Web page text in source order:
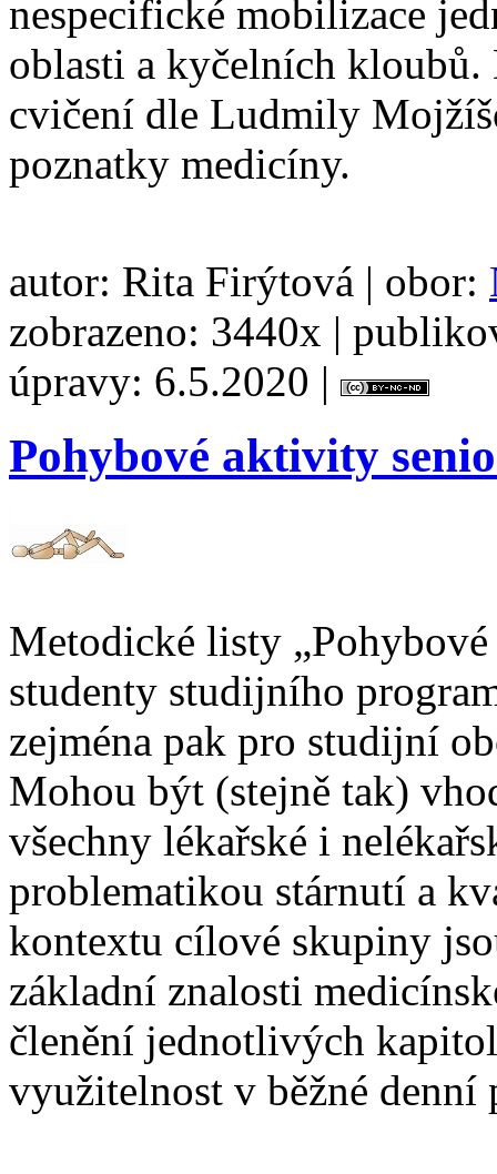
nespecifické mobilizace
oblasti a kyčelních kloubů.
cvičení dle Ludmily
poznatky medicíny.
autor: Rita Firýtová | obor:
zobrazeno: 3440x |
úpravy: 6.5.2020 |
Pohybové aktivity
Metodické listy
studenty studijního
zejména pak pro studijní
Mohou být (stejně tak)
všechny lékařské i
problematikou stárnutí a
kontextu cílové skupiny
základní znalosti
členění jednotlivých
využitelnost v běžné denní